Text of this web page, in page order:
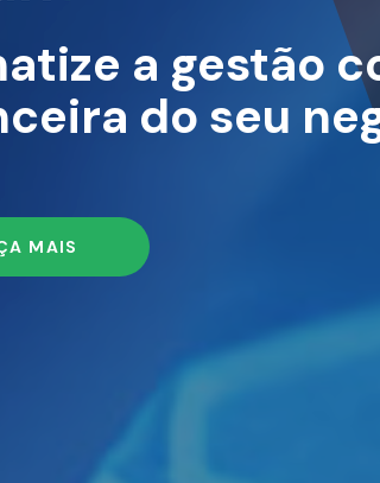
a gestão
do seu
MAIS